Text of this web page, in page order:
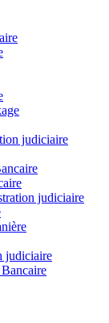
judiciaire
judiciaire
judiciaire